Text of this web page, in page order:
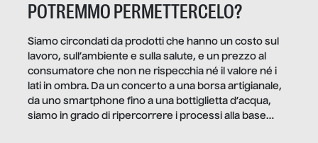
POTREMMO PERMETTERCELO?
Siamo circondati da prodotti che hanno un costo sul
lavoro, sull’ambiente e sulla salute, e un prezzo al
consumatore che non ne rispecchia né il valore né i
lati in ombra. Da un concerto a una borsa artigianale,
da uno smartphone fino a una bottiglietta d’acqua,
siamo in grado di ripercorrere i processi alla base